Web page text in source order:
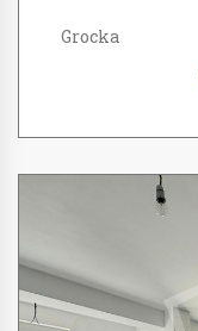
Grocka